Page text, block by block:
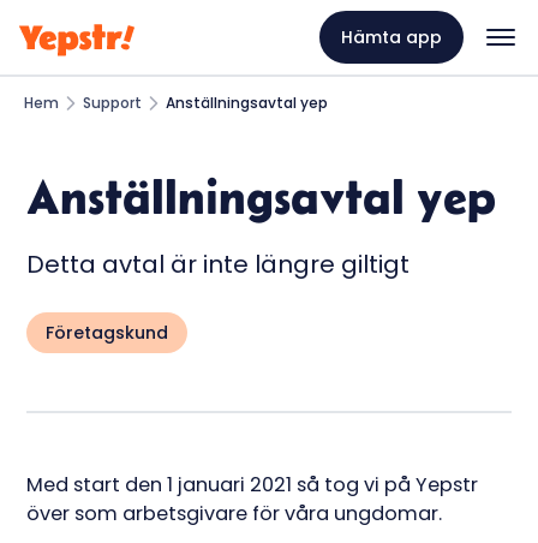
Hämta app
Hem Support Anställningsavtal yep
Anställningsavtal yep
Detta avtal är inte längre giltigt
Företagskund
Med start den 1 januari 2021 så tog vi på Yepstr
över som arbetsgivare för våra ungdomar.